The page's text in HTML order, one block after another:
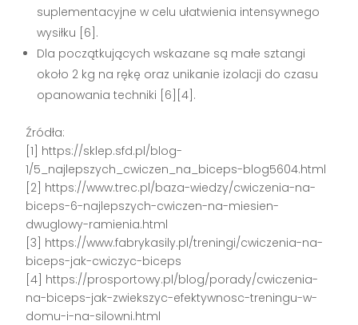
suplementacyjne w celu ułatwienia intensywnego
wysiłku [6].
Dla początkujących wskazane są małe sztangi
około 2 kg na rękę oraz unikanie izolacji do czasu
opanowania techniki [6][4].
Źródła:
[1] https://sklep.sfd.pl/blog-
1/5_najlepszych_cwiczen_na_biceps-blog5604.html
[2] https://www.trec.pl/baza-wiedzy/cwiczenia-na-
biceps-6-najlepszych-cwiczen-na-miesien-
dwuglowy-ramienia.html
[3] https://www.fabrykasily.pl/treningi/cwiczenia-na-
biceps-jak-cwiczyc-biceps
[4] https://prosportowy.pl/blog/porady/cwiczenia-
na-biceps-jak-zwiekszyc-efektywnosc-treningu-w-
domu-i-na-silowni.html